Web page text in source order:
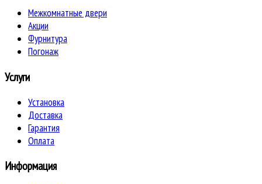
Межкомнатные двери
Акции
Фурнитура
Погонаж
Услуги
Установка
Доставка
Гарантия
Оплата
Информация